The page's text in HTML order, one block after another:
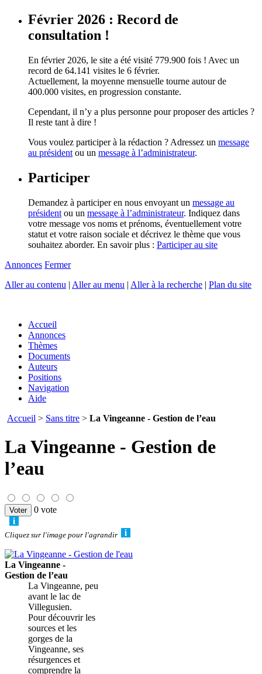
Février 2026 : Record de
consultation !
En février 2026, le site a été visité 779.900 fois ! Avec un
record de 64.141 visites le 6 février.
Actuellement, la moyenne mensuelle tourne autour de
400.000 visites, en progression constante.
Cependant, il n’y a plus personne pour proposer des articles ?
Il reste tant à dire !
Vous voulez participer à la rédaction ? Adressez un message
au président ou un message à l’administrateur.
Participer
Demandez à participer en nous envoyant un message au
président ou un message à l’administrateur. Indiquez dans
votre message vos noms et prénoms, éventuellement votre
statut et votre raison sociale et décrivez le thème que vous
souhaitez aborder. En savoir plus : Participer au site
Annonces Fermer
Aller au contenu | Aller au menu | Aller à la recherche | Plan du site
Accueil
Annonces
Thèmes
Documents
Auteurs
Positions
Navigation
Aide
Accueil > Sans titre > La Vingeanne - Gestion de l’eau
La Vingeanne - Gestion de
l’eau
0 vote
Cliquez sur l'image pour l'agrandir
La Vingeanne -
Gestion de l’eau
La Vingeanne, peu
avant le lac de
Villegusien.
Pour découvrir les
sources et les
gorges de la
Vingeanne, ses
résurgences et
comprendre la